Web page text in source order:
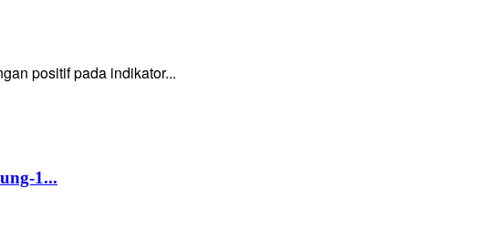
positif pada indikator...
1...